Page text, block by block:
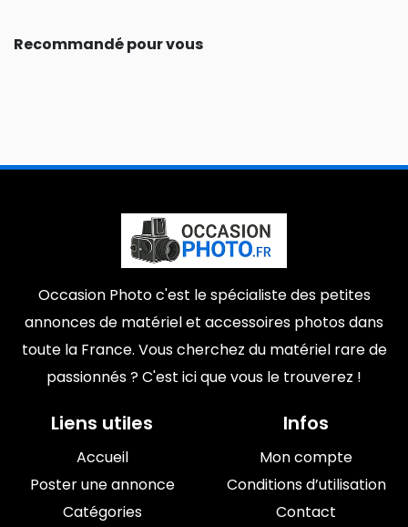
Recommandé pour vous
Occasion Photo c'est le spécialiste des petites
annonces de matériel et accessoires photos dans
toute la France. Vous cherchez du matériel rare de
passionnés ? C'est ici que vous le trouverez !
Liens utiles
Accueil
Poster une annonce
Catégories
Infos
Mon compte
Conditions d’utilisation
Contact